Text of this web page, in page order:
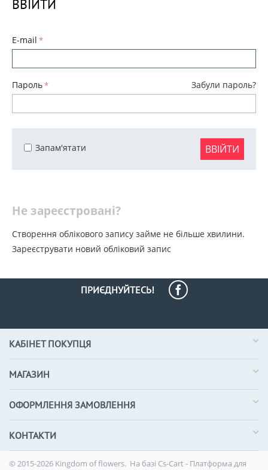
ВВІЙТИ
E-mail
Пароль Забули пароль?
ВВІЙТИ
Запам'ятати
Не зареєстровані?
Створення облікового запису займе не більше хвилини.
Зареєструвати новий обліковий запис
ПРИЄДНУЙТЕСЬ!
КАБІНЕТ ПОКУПЦЯ
МАГАЗИН
ОФОРМЛЕННЯ ЗАМОВЛЕННЯ
КОНТАКТИ
© 2015-2026 Kingdom of flowers. На базі Cs-Cart - Платформа для